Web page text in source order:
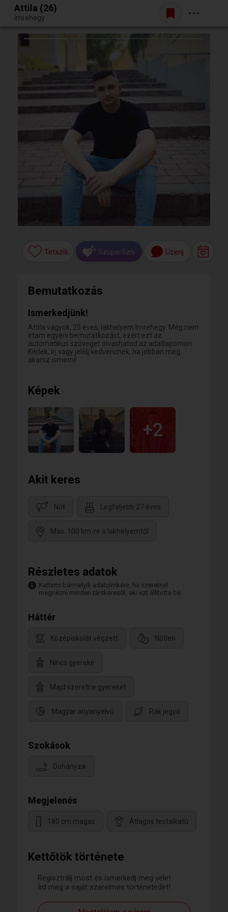
Egy jó randiból bármi lehet.
Belépés
Attila (26)
Imrehegy
Kettőtök története
Regisztrálj most és ismerkedj meg vele!
Írd meg a saját szerelmes történetedet!
Tetszik SzuperSzív Üzenj
Bemutatkozás
Ismerkedjünk!
Attila vagyok, 25 éves, lakhelyem Imrehegy. Még nem
írtam egyéni bemutatkozást, ezért ezt az
automatikus szöveget olvashatod az adatlapomon.
Kérlek, írj vagy jelölj kedvencnek, ha jobban meg
akarsz ismerni!
Képek
+2
Akit keres
Nőt Legfeljebb 27 éves
Max. 100 km-re a lakhelyemtől
Részletes adatok
Kattints bármelyik adatcímkére, ha szeretnél
megnézni minden társkeresőt, aki ezt állította be.
Háttér
Középiskolát végzett Nőtlen
Nincs gyereke
Majd szeretne gyereket
Magyar anyanyelvű Rák jegyű
Szokások
Dohányzik
Megjelenés
180 cm magas Átlagos testalkatú